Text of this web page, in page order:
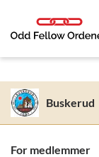
Buskerud
For medlemmer